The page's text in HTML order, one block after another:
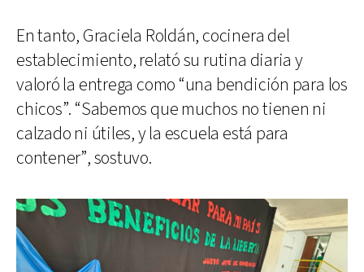
En tanto, Graciela Roldán, cocinera del
establecimiento, relató su rutina diaria y
valoró la entrega como “una bendición para los
chicos”. “Sabemos que muchos no tienen ni
calzado ni útiles, y la escuela está para
contener”, sostuvo.